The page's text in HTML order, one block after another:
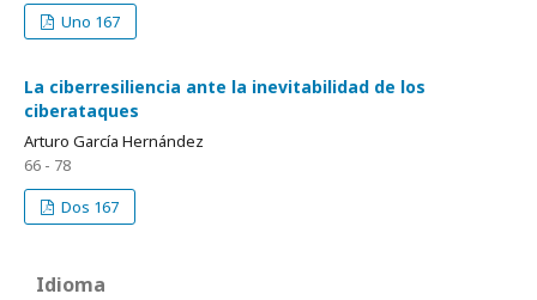
Uno 167
La ciberresiliencia ante la inevitabilidad de los
ciberataques
Arturo García Hernández
66 - 78
Dos 167
Idioma